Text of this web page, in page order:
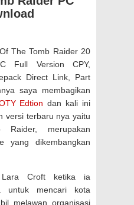
The Tomb Raider 20
Full Version CPY,
Direct Link, Part
saya membagikan
Edtion dan kali ini
versi terbaru nya yaitu
merupakan
yang dikembangkan
Lara Croft ketika ia
untuk mencari kota
melawan organisasi